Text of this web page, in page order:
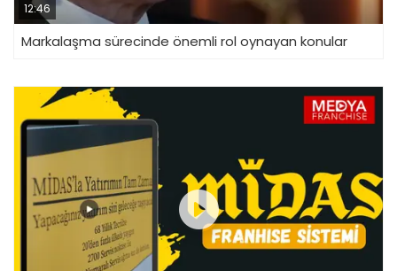
12:46
Markalaşma sürecinde önemli rol oynayan konular